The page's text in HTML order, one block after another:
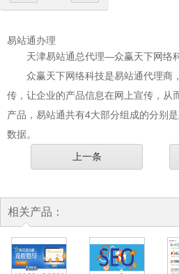
易站通办理
天津易站通总代理—众赢天下网络
众赢天下网络科技是易站通代理商
传，让企业的产品信息在网上宣传，从
产品，易站通共有4大部分组成的分别
数据。
上一条
相关产品：